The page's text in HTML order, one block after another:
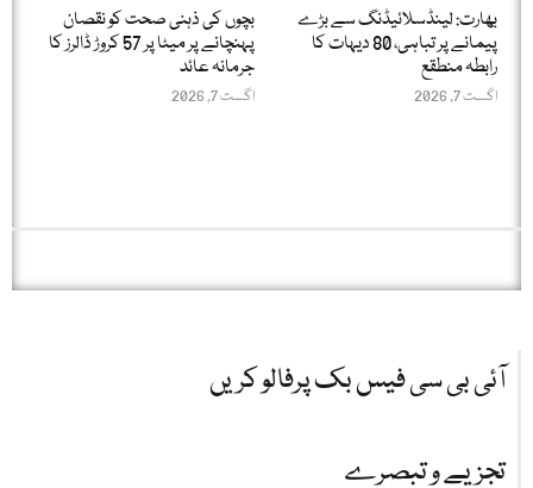
بھارت: لینڈسلائیڈنگ سے بڑے
پیمانے پر تباہی، 80 دیہات کا
رابطہ منطقع
اگست 7, 2026
بچوں کی ذہنی صحت کو نقصان
پہنچانے پر میٹا پر 57 کروڑ ڈالرز کا
جرمانہ عائد
اگست 7, 2026
آئی بی سی فیس بک پرفالو کریں
تجزیے و تبصرے